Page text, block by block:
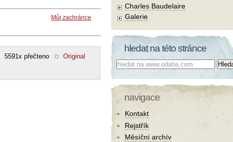
Můj zachránce
5591x přečteno
Original
Charles Baudelaire
Galerie
hledat na této stránce
Co hledat:
navigace
Kontakt
Rejstřík
Měsíční archív